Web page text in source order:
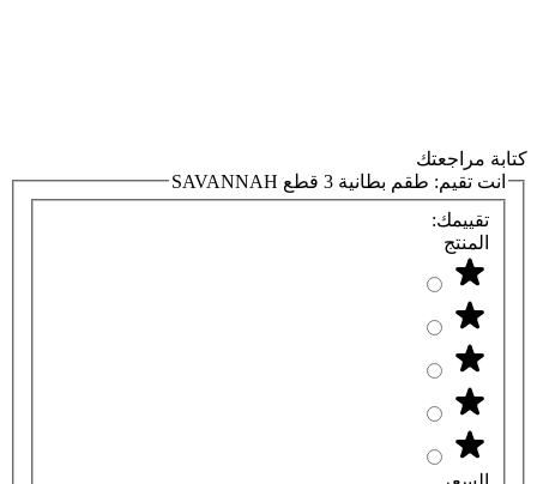
كتابة مراجعتك
انت تقيم: طقم بطانية 3 قطع SAVANNAH
تقييمك:
المنتج